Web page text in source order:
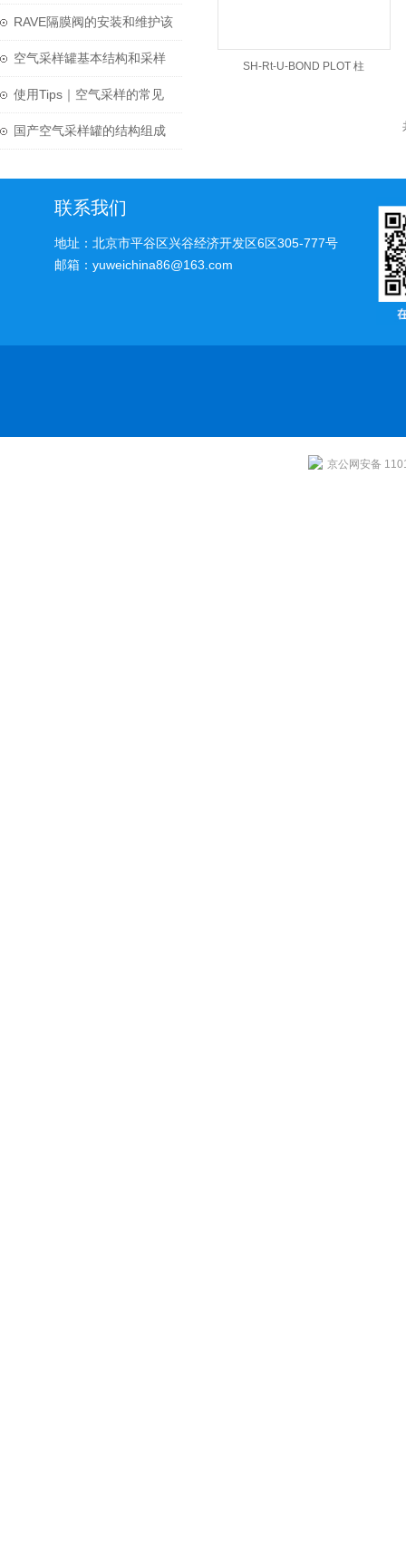
和抽气来工作
RAVE隔膜阀的安装和维护该
如何进行呢？
空气采样罐基本结构和采样
方法介绍
使用Tips｜空气采样的常见
问题-苏玛罐及阀门
国产空气采样罐的结构组成
SH-Rt-U-BOND PLOT 柱
联系我们
地址：北京市平谷区兴谷经济开发区6区305-777号
邮箱：yuweichina86@163.com
京公网安备